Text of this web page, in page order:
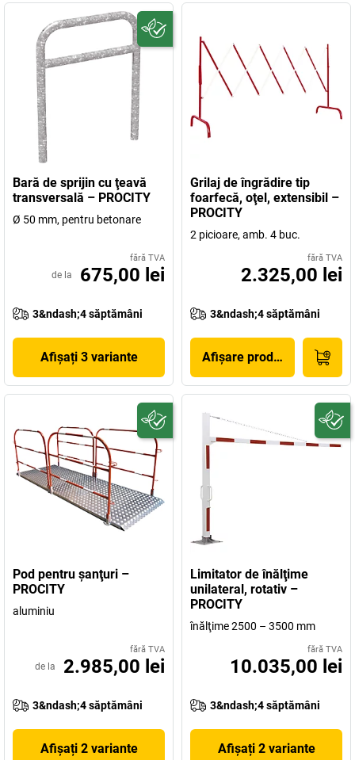
Bară de sprijin cu ţeavă
transversală – PROCITY
Ø 50 mm, pentru betonare
fără TVA
de la 675,00 lei
3&ndash;4 săptămâni
Afișați 3 variante
Grilaj de îngrădire tip
foarfecă, oţel, extensibil –
PROCITY
2 picioare, amb. 4 buc.
fără TVA
2.325,00 lei
3&ndash;4 săptămâni
Afișare produs
Pod pentru şanţuri –
PROCITY
aluminiu
fără TVA
de la 2.985,00 lei
3&ndash;4 săptămâni
Afișați 2 variante
Limitator de înălţime
unilateral, rotativ –
PROCITY
înălţime 2500 – 3500 mm
fără TVA
10.035,00 lei
3&ndash;4 săptămâni
Afișați 2 variante